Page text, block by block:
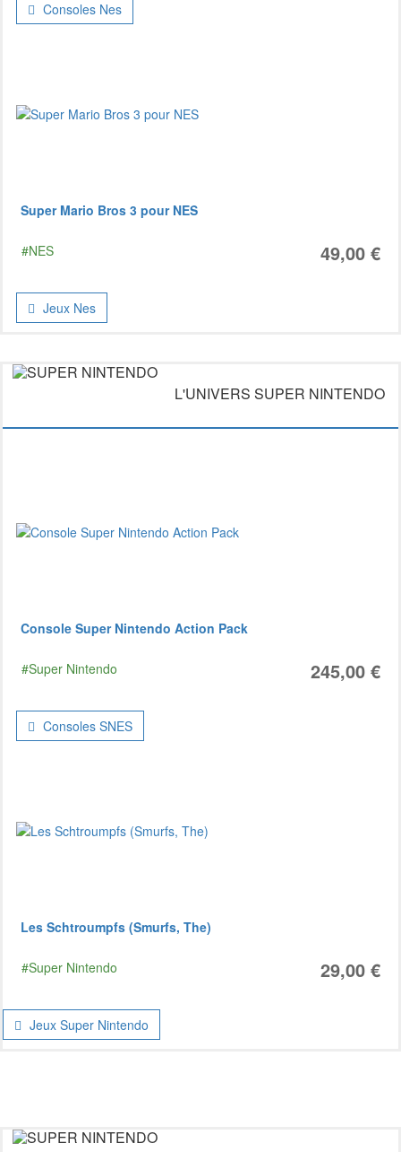
Consoles Nes
Super Mario Bros 3 pour NES
49,00 €
#NES
Jeux Nes
L'UNIVERS SUPER NINTENDO
Console Super Nintendo Action Pack
245,00 €
#Super Nintendo
Consoles SNES
Les Schtroumpfs (Smurfs, The)
29,00 €
#Super Nintendo
Jeux Super Nintendo